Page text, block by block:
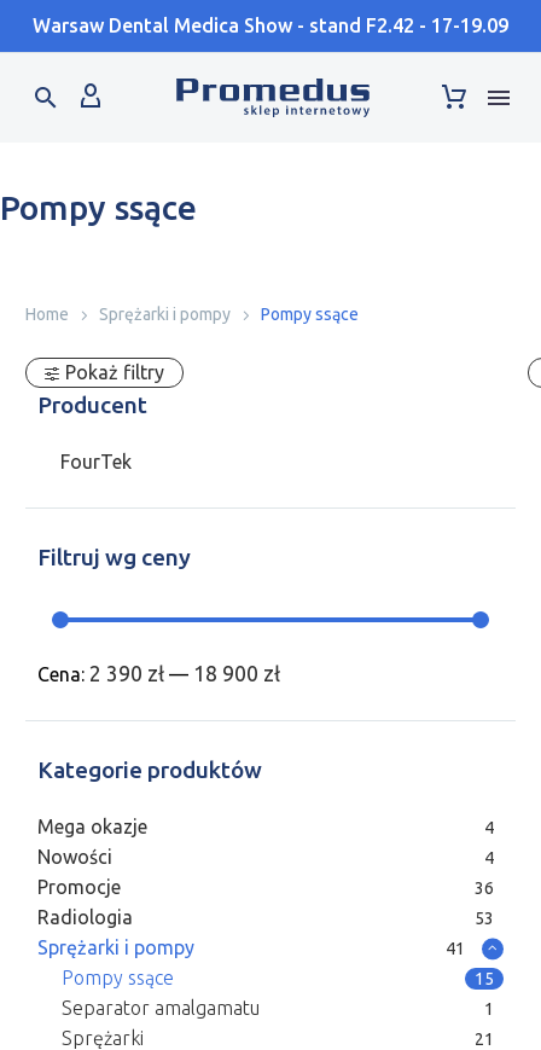
Warsaw Dental Medica Show - stand F2.42 - 17-19.09
Pompy ssące
Home Sprężarki i pompy Pompy ssące
Pokaż filtry
Producent
FourTek
Filtruj wg ceny
Cena: 2 390 zł — 18 900 zł
Kategorie produktów
Mega okazje 4
Nowości 4
Promocje 36
Radiologia 53
Sprężarki i pompy 41
Pompy ssące 15
Separator amalgamatu 1
Sprężarki 21